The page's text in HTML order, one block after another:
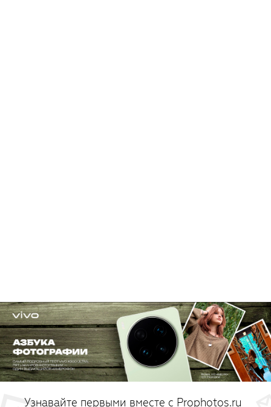
Узнавайте первыми вместе с Prophotos.ru